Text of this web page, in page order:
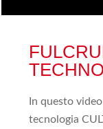
In questo
tecnologia